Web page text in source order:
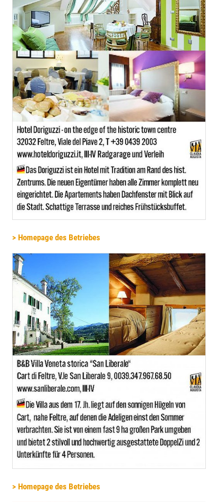
> Homepage des Betriebes
> Homepage des Betriebes